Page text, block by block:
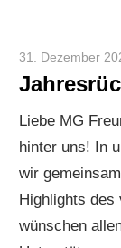
31. Dezember
Liebe MG
hinter uns! In
wir
Highlights des
wünschen